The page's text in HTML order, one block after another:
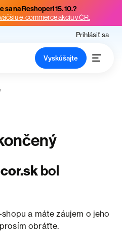
sa na Reshoperi 15. 10.?
e-commerce akciu v ČR.
Prihlásiť sa
Vyskúšajte
bol
a máte záujem o jeho
obráťte.